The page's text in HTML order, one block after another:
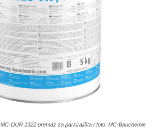
MC-DUR 1322 premaz za parkirališta / foto: MC-Bauchemie